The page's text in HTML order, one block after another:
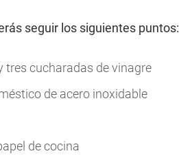
seguir los siguientes puntos:
tres cucharadas de vinagre
de acero inoxidable
de cocina